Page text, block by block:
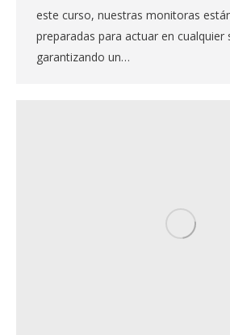
este curso, nuestras monitoras
preparadas para actuar en cualquier
garantizando un…